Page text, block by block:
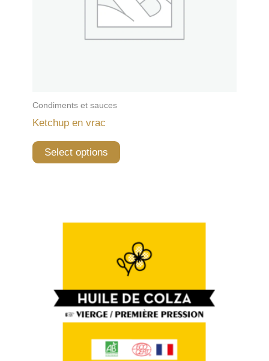
Condiments et sauces
Ketchup en vrac
Select options